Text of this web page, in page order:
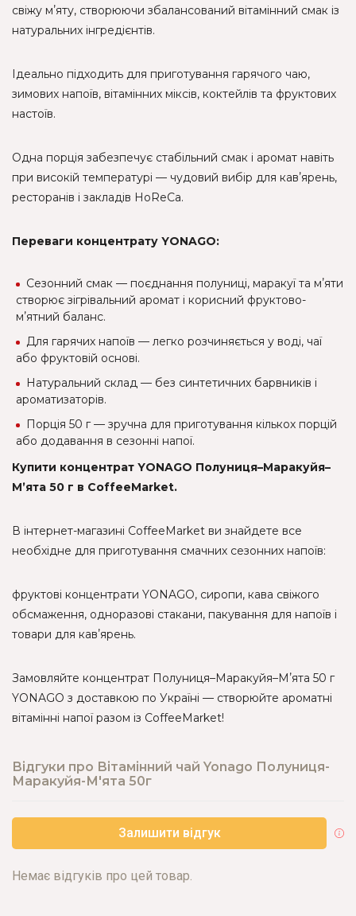
свіжу мʼяту, створюючи збалансований вітамінний смак із
натуральних інгредієнтів.
Ідеально підходить для приготування гарячого чаю,
зимових напоїв, вітамінних міксів, коктейлів та фруктових
настоїв.
Одна порція забезпечує стабільний смак і аромат навіть
при високій температурі — чудовий вибір для кавʼярень,
ресторанів і закладів HoReCa.
Переваги концентрату YONAGO:
Сезонний смак — поєднання полуниці, маракуї та мʼяти
створює зігрівальний аромат і корисний фруктово-
мʼятний баланс.
Для гарячих напоїв — легко розчиняється у воді, чаї
або фруктовій основі.
Натуральний склад — без синтетичних барвників і
ароматизаторів.
Порція 50 г — зручна для приготування кількох порцій
або додавання в сезонні напої.
Купити концентрат YONAGO Полуниця–Маракуйя–
Мʼята 50 г в CoffeeMarket.
В інтернет-магазині CoffeeMarket ви знайдете все
необхідне для приготування смачних сезонних напоїв:
фруктові концентрати YONAGO, сиропи, кава свіжого
обсмаження, одноразові стакани, пакування для напоїв і
товари для кавʼярень.
Замовляйте концентрат Полуниця–Маракуйя–Мʼята 50 г
YONAGO з доставкою по Україні — створюйте ароматні
вітамінні напої разом із CoffeeMarket!
Відгуки про Вітамінний чай Yonago Полуниця-
Маракуйя-М'ята 50г
Залишити відгук
Немає відгуків про цей товар.